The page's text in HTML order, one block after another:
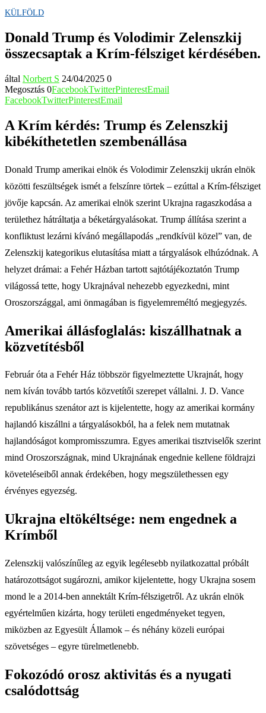
KÜLFÖLD
Donald Trump és Volodimir Zelenszkij
összecsaptak a Krím-félsziget kérdésében.
által Norbert S 24/04/2025 0
Megosztás 0FacebookTwitterPinterestEmail
FacebookTwitterPinterestEmail
A Krím kérdés: Trump és Zelenszkij
kibékíthetetlen szembenállása
Donald Trump amerikai elnök és Volodimir Zelenszkij ukrán elnök
közötti feszültségek ismét a felszínre törtek – ezúttal a Krím-félsziget
jövője kapcsán. Az amerikai elnök szerint Ukrajna ragaszkodása a
területhez hátráltatja a béketárgyalásokat. Trump állítása szerint a
konfliktust lezárni kívánó megállapodás „rendkívül közel” van, de
Zelenszkij kategorikus elutasítása miatt a tárgyalások elhúzódnak. A
helyzet drámai: a Fehér Házban tartott sajtótájékoztatón Trump
világossá tette, hogy Ukrajnával nehezebb egyezkedni, mint
Oroszországgal, ami önmagában is figyelemreméltó megjegyzés.
Amerikai állásfoglalás: kiszállhatnak a
közvetítésből
Február óta a Fehér Ház többször figyelmeztette Ukrajnát, hogy
nem kíván tovább tartós közvetítői szerepet vállalni. J. D. Vance
republikánus szenátor azt is kijelentette, hogy az amerikai kormány
hajlandó kiszállni a tárgyalásokból, ha a felek nem mutatnak
hajlandóságot kompromisszumra. Egyes amerikai tisztviselők szerint
mind Oroszországnak, mind Ukrajnának engednie kellene földrajzi
követeléseiből annak érdekében, hogy megszülethessen egy
érvényes egyezség.
Ukrajna eltökéltsége: nem engednek a
Krímből
Zelenszkij valószínűleg az egyik legélesebb nyilatkozattal próbált
határozottságot sugározni, amikor kijelentette, hogy Ukrajna sosem
mond le a 2014-ben annektált Krím-félszigetről. Az ukrán elnök
egyértelműen kizárta, hogy területi engedményeket tegyen,
miközben az Egyesült Államok – és néhány közeli európai
szövetséges – egyre türelmetlenebb.
Fokozódó orosz aktivitás és a nyugati
csalódottság